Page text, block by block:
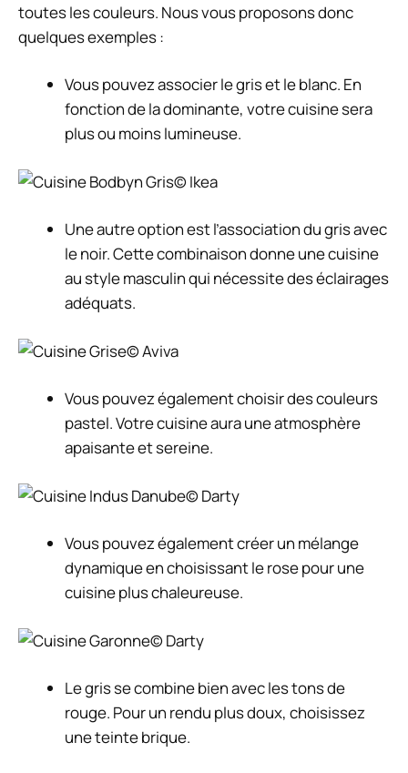
toutes les couleurs. Nous vous proposons donc
quelques exemples :
Vous pouvez associer le gris et le blanc. En
fonction de la dominante, votre cuisine sera
plus ou moins lumineuse.
© Ikea
Une autre option est l’association du gris avec
le noir. Cette combinaison donne une cuisine
au style masculin qui nécessite des éclairages
adéquats.
© Aviva
Vous pouvez également choisir des couleurs
pastel. Votre cuisine aura une atmosphère
apaisante et sereine.
© Darty
Vous pouvez également créer un mélange
dynamique en choisissant le rose pour une
cuisine plus chaleureuse.
© Darty
Le gris se combine bien avec les tons de
rouge. Pour un rendu plus doux, choisissez
une teinte brique.